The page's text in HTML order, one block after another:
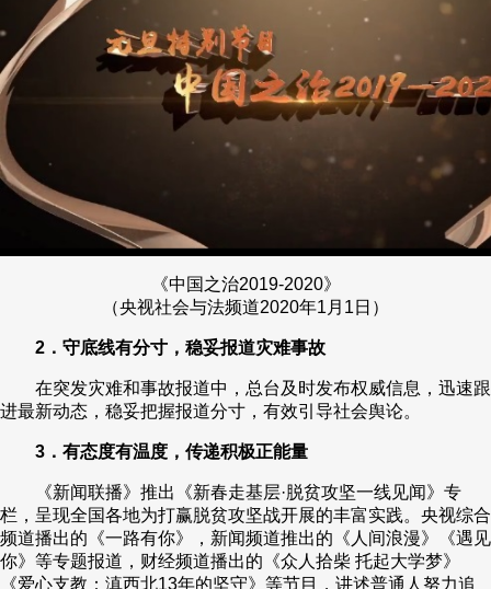
《中国之治2019-2020》
（央视社会与法频道2020年1月1日）
2．守底线有分寸，稳妥报道灾难事故
在突发灾难和事故报道中，总台及时发布权威信息，迅速跟
进最新动态，稳妥把握报道分寸，有效引导社会舆论。
3．有态度有温度，传递积极正能量
《新闻联播》推出《新春走基层·脱贫攻坚一线见闻》专
栏，呈现全国各地为打赢脱贫攻坚战开展的丰富实践。央视综合
频道播出的《一路有你》，新闻频道推出的《人间浪漫》《遇见
你》等专题报道，财经频道播出的《众人拾柴 托起大学梦》
《爱心支教：滇西北13年的坚守》等节目，讲述普通人努力追